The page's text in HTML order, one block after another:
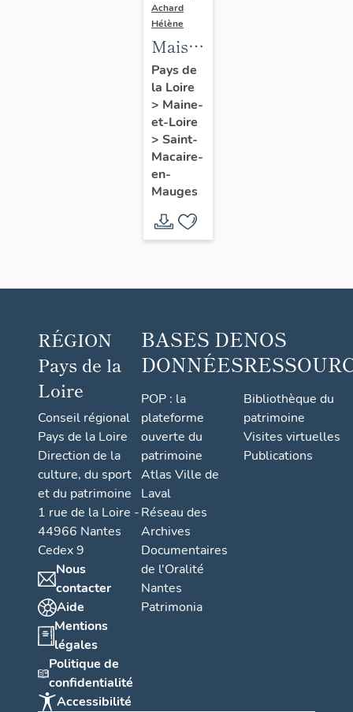
Achard
Hélène
Maison
de
l'industriel
Louis
Huchon
(fils)
Pays de
la Loire
> Maine-
et-Loire
> Saint-
Macaire-
en-
Mauges
RÉGION
Pays de la
Loire
Conseil régional
Pays de la Loire
Direction de la
culture, du sport
et du patrimoine
1 rue de la Loire -
44966 Nantes
Cedex 9
Nous
contacter
Aide
Mentions
légales
Politique de
confidentialité
Accessibilité
BASES DE
DONNÉES
POP : la
plateforme
ouverte du
patrimoine
Atlas Ville de
Laval
Réseau des
Archives
Documentaires
de l'Oralité
Nantes
Patrimonia
NOS
Bibliothèque du
patrimoine
Visites virtuelles
Publications